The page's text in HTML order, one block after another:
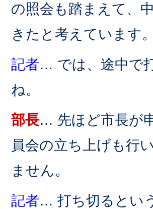
の照会も踏まえて、
きたと考えています。
記者… では、途中で
ね。
部長… 先ほど市長が
員会の立ち上げも行
ません。
記者… 打ち切るとい